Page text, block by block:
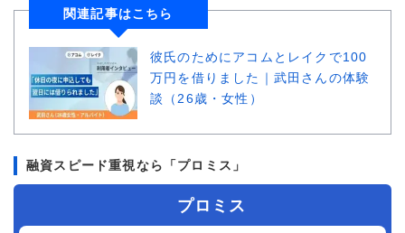
関連記事はこちら
彼氏のためにアコムとレイクで100
万円を借りました｜武田さんの体験
談（26歳・女性）
融資スピード重視なら「プロミス」
プロミス